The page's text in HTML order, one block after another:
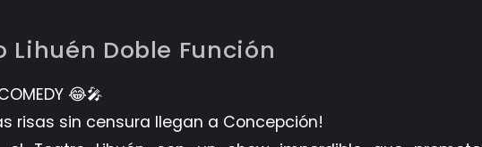
Lihuén Doble Función
😂🎤
risas sin censura llegan a Concepción!